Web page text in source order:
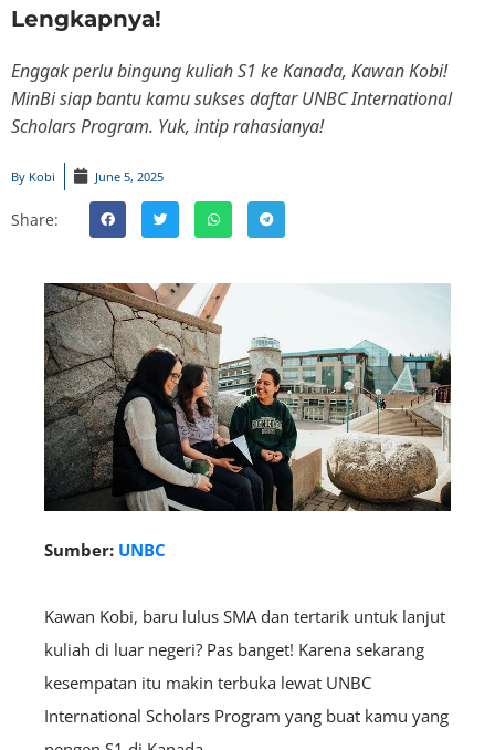
Lengkapnya!
Enggak perlu bingung kuliah S1 ke Kanada, Kawan Kobi!
MinBi siap bantu kamu sukses daftar UNBC International
Scholars Program. Yuk, intip rahasianya!
By Kobi June 5, 2025
Share:
Sumber: UNBC
Kawan Kobi, baru lulus SMA dan tertarik untuk lanjut
kuliah di luar negeri? Pas banget! Karena sekarang
kesempatan itu makin terbuka lewat UNBC
International Scholars Program yang buat kamu yang